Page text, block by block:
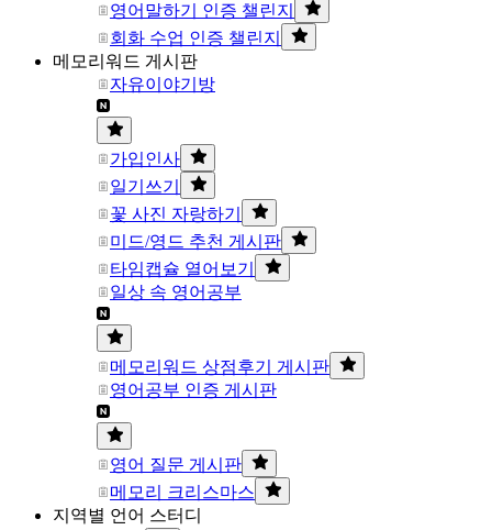
영어말하기 인증 챌린지
회화 수업 인증 챌린지
메모리워드 게시판
자유이야기방
가입인사
일기쓰기
꽃 사진 자랑하기
미드/영드 추천 게시판
타임캡슐 열어보기
일상 속 영어공부
메모리워드 상점후기 게시판
영어공부 인증 게시판
영어 질문 게시판
메모리 크리스마스
지역별 언어 스터디